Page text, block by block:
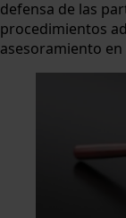
defensa de las
procedimientos
asesoramiento